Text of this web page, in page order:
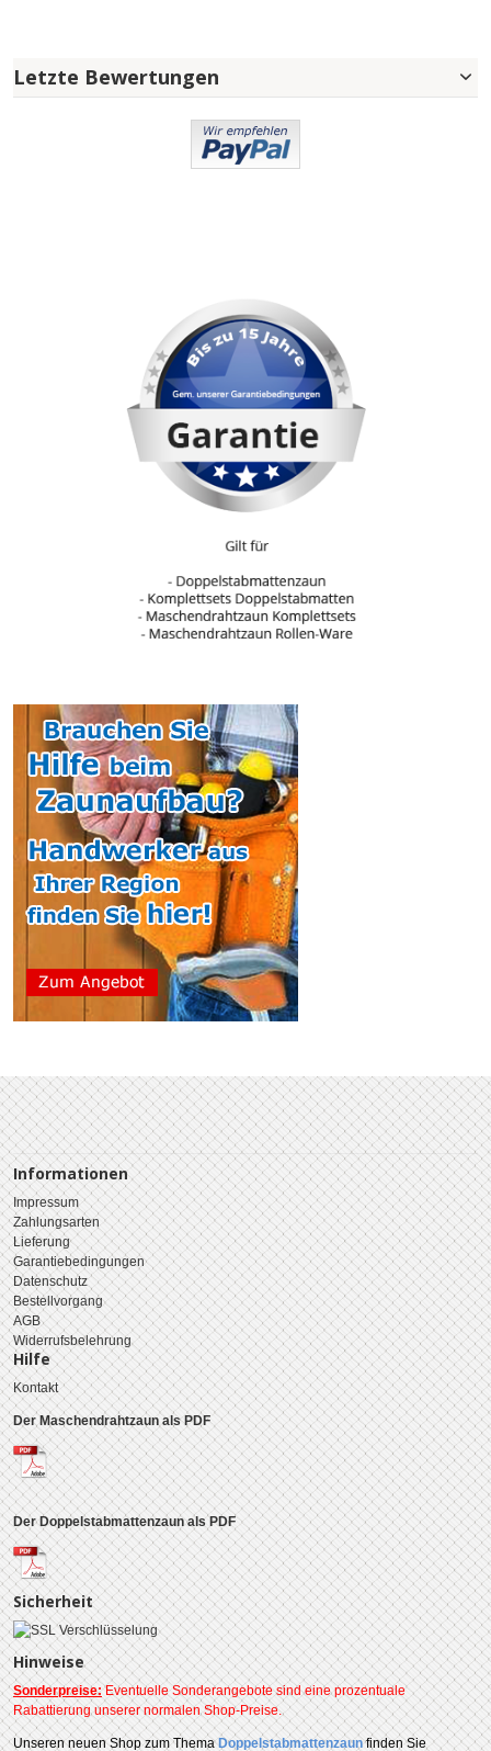
Letzte Bewertungen
Informationen
Impressum
Zahlungsarten
Lieferung
Garantiebedingungen
Datenschutz
Bestellvorgang
AGB
Widerrufsbelehrung
Hilfe
Kontakt
Der Maschendrahtzaun als PDF
Der Doppelstabmattenzaun als PDF
Sicherheit
Hinweise
Sonderpreise: Eventuelle Sonderangebote sind eine prozentuale
Rabattierung unserer normalen Shop-Preise.
Unserenneuen Shop zum Thema Doppelstabmattenzaun finden Sie